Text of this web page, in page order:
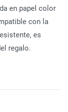
en papel color
con la
es
regalo.